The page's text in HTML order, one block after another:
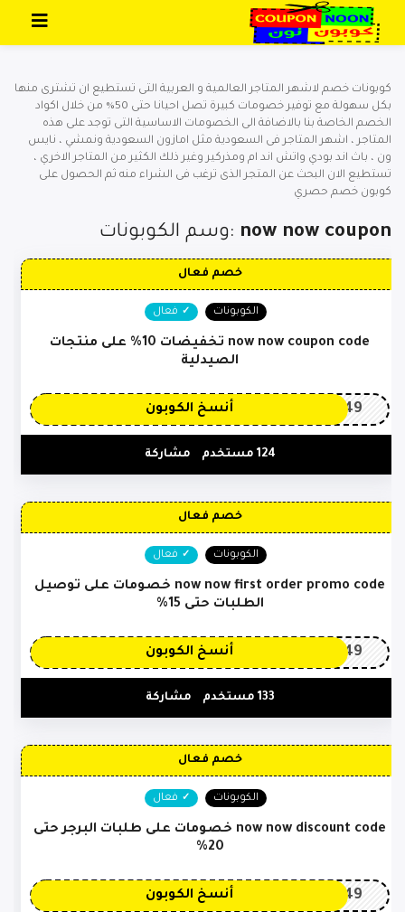
كوبونات خصم لاشهر المتاجر العالمية و العربية التى تستطيع ان تشترى منها
بكل سهولة مع توفير خصومات كبيرة تصل احيانا حتى 50% من خلال اكواد
الخصم الخاصة بنا بالاضافة الى الخصومات الاساسية التى توجد على هذه
المتاجر ، اشهر المتاجر فى السعودية مثل امازون السعودية ونمشي ، نايس
ون ، باث اند بودي واتش اند ام ومذركير وغير ذلك الكثير من المتاجر الاخري ،
تستطيع الان البحث عن المتجر الذى ترغب فى الشراء منه ثم الحصول على
كوبون خصم حصري
وسم الكوبونات: now now coupon
خصم فعال
الكوبونات فعال
now now coupon code تخفيضات 10% على منتجات
الصيدلية
OP149 أنسخ الكوبون
124 مستخدم مشاركة
خصم فعال
الكوبونات فعال
now now first order promo code خصومات على توصيل
الطلبات حتى 15%
OP149 أنسخ الكوبون
133 مستخدم مشاركة
خصم فعال
الكوبونات فعال
now now discount code خصومات على طلبات البرجر حتى
20%
OP149 أنسخ الكوبون